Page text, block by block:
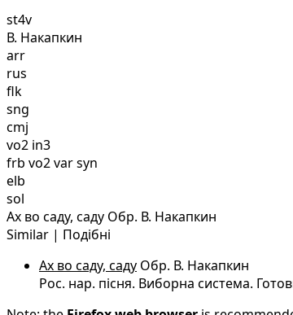
st4v
В. Накапкин
arr
rus
flk
sng
cmj
vo2 in3
frb vo2 var syn
elb
sol
Ах во саду, саду Обр. В. Накапкин
Similar | Подібні
Ах во саду, саду Обр. В. Накапкин
Рос. нар. пісня. Виборна система.